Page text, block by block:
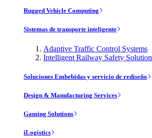
Rugged Vehicle Computing
Sistemas de transporte inteligente
Adaptive Traffic Control Systems
Intelligent Railway Safety Solution
Soluciones Embebidas y servicio de rediseño
Design & Manufacturing Services
Gaming Solutions
iLogistics